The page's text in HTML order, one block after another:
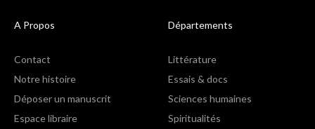
A Propos
Contact
Notre histoire
Déposer un manuscrit
Espace libraire
Départements
Littérature
Essais & docs
Sciences humaines
Spiritualités